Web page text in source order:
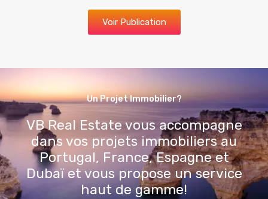
Voir Publication
Un Projet Immobilier?
VB Real Estate vous accompagne
dans vos projets immobiliers au
Portugal, France, Espagne et
Dubaï et vous propose un service
haut de gamme!